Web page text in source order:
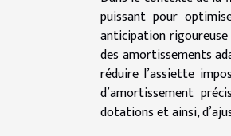
puissant pour
anticipation
des amortissements
réduire l’assiette
d’amortissement
dotations et ainsi,